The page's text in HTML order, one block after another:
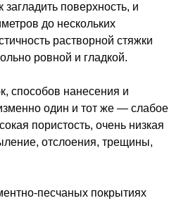
поверхность, и
до нескольких
растворной стяжки
ровной и гладкой.
способов нанесения и
один и тот же — слабое
пористость, очень низкая
отслоения, трещины,
песчаных покрытиях